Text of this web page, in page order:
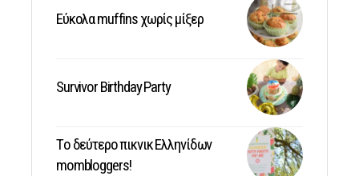
Εύκολα muffins χωρίς μίξερ
Survivor Birthday Party
Tο δεύτερο πικνικ Ελληνίδων
mombloggers!